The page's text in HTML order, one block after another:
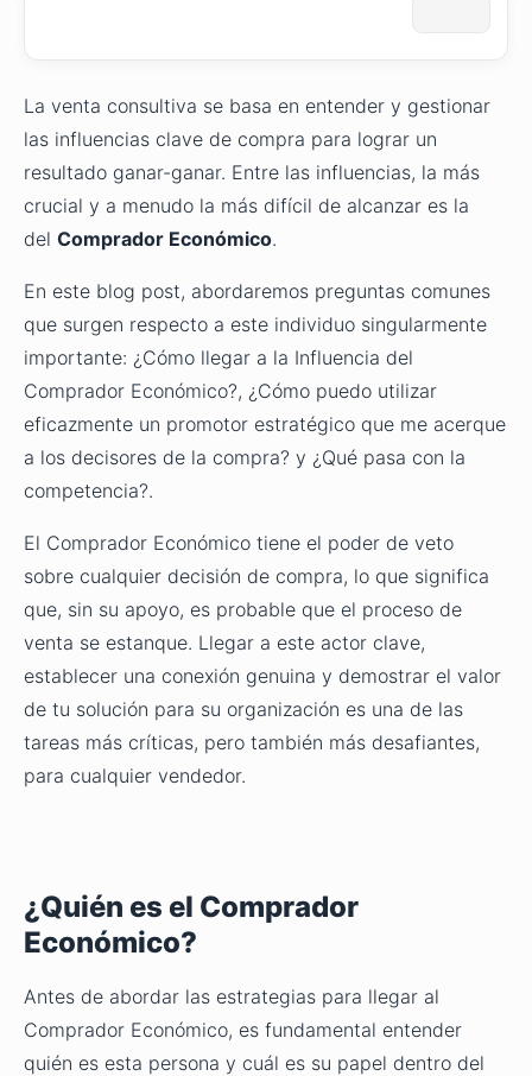
La venta consultiva se basa en entender y gestionar
las influencias clave de compra para lograr un
resultado ganar-ganar. Entre las influencias, la más
crucial y a menudo la más difícil de alcanzar es la
del Comprador Económico.
En este blog post, abordaremos preguntas comunes
que surgen respecto a este individuo singularmente
importante: ¿Cómo llegar a la Influencia del
Comprador Económico?, ¿Cómo puedo utilizar
eficazmente un promotor estratégico que me acerque
a los decisores de la compra? y ¿Qué pasa con la
competencia?.
El Comprador Económico tiene el poder de veto
sobre cualquier decisión de compra, lo que significa
que, sin su apoyo, es probable que el proceso de
venta se estanque. Llegar a este actor clave,
establecer una conexión genuina y demostrar el valor
de tu solución para su organización es una de las
tareas más críticas, pero también más desafiantes,
para cualquier vendedor.
¿Quién es el Comprador
Económico?
Antes de abordar las estrategias para llegar al
Comprador Económico, es fundamental entender
quién es esta persona y cuál es su papel dentro del